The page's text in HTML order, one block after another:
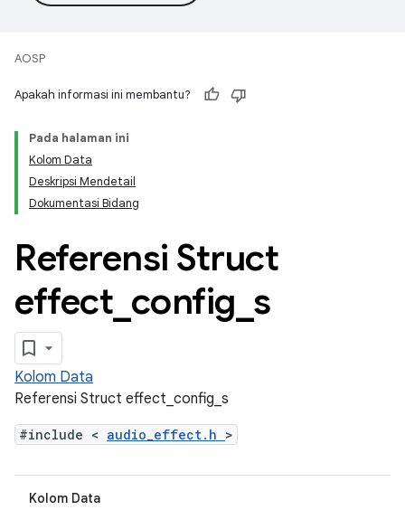
AOSP
Apakah informasi ini membantu?
Pada halaman ini
Kolom Data
Deskripsi Mendetail
Dokumentasi Bidang
Referensi Struct
effect config s
Kolom Data
Referensi Struct effect_config_s
#include < audio_effect.h >
Kolom Data